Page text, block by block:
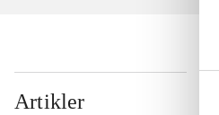
Artikler